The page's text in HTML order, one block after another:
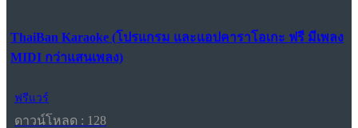
ThaiBan Karaoke (โปรแกรม และแอปคาราโอเกะ ฟรี มีเพลง
MIDI กว่าแสนเพลง)
ฟรีแวร์
ดาวน์โหลด : 128